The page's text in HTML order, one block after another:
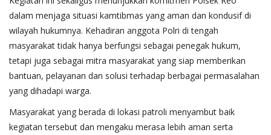
dalam menjaga situasi kamtibmas yang aman dan kondusif di
wilayah hukumnya. Kehadiran anggota Polri di tengah
masyarakat tidak hanya berfungsi sebagai penegak hukum,
tetapi juga sebagai mitra masyarakat yang siap memberikan
bantuan, pelayanan dan solusi terhadap berbagai permasalahan
yang dihadapi warga.
Masyarakat yang berada di lokasi patroli menyambut baik
kegiatan tersebut dan mengaku merasa lebih aman serta